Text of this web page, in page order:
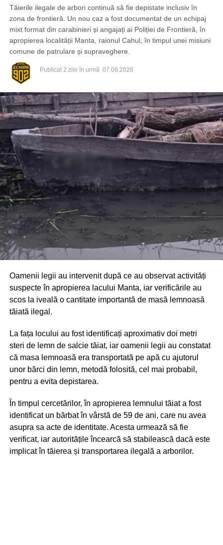
Din fericire, nimeni nu a avut de suferit, iar reprezentanții
comunității au mulțumit atât pompierilor din Drochia, cât și
localnicilor care au intervenit prompt și au contribuit la
limitarea pagubelor.
Tăierile ilegale de arbori continuă să fie depistate inclusiv în
zona de frontieră. Un nou caz a fost documentat de un echipaj
mixt format din carabinieri și angajați ai Poliției de Frontieră, în
apropierea localității Manta, raionul Cahul, în timpul unei misiuni
comune de patrulare și supraveghere.
Publicat 2 zile în urmă 07.08.2026
Oamenii legii au intervenit după ce au observat activități
suspecte în apropierea lacului Manta, iar verificările au
scos la iveală o cantitate importantă de masă lemnoasă
tăiată ilegal.
La fața locului au fost identificați aproximativ doi metri
steri de lemn de salcie tăiat, iar oamenii legii au constatat
că masa lemnoasă era transportată pe apă cu ajutorul
unor bărci din lemn, metodă folosită, cel mai probabil,
pentru a evita depistarea.
În timpul cercetărilor, în apropierea lemnului tăiat a fost
identificat un bărbat în vârstă de 59 de ani, care nu avea
asupra sa acte de identitate. Acesta urmează să fie
verificat, iar autoritățile încearcă să stabilească dacă este
implicat în tăierea și transportarea ilegală a arborilor.